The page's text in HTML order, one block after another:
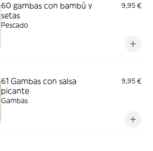
60 gambas con bambú y
setas
9,95 €
Pescado
61 Gambas con salsa
picante
9,95 €
Gambas